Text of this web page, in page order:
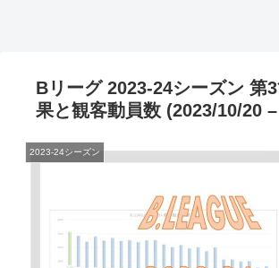
Bリーグ 2023-24シーズン 第
果と観客動員数 (2023/10/20
2023-24シーズン